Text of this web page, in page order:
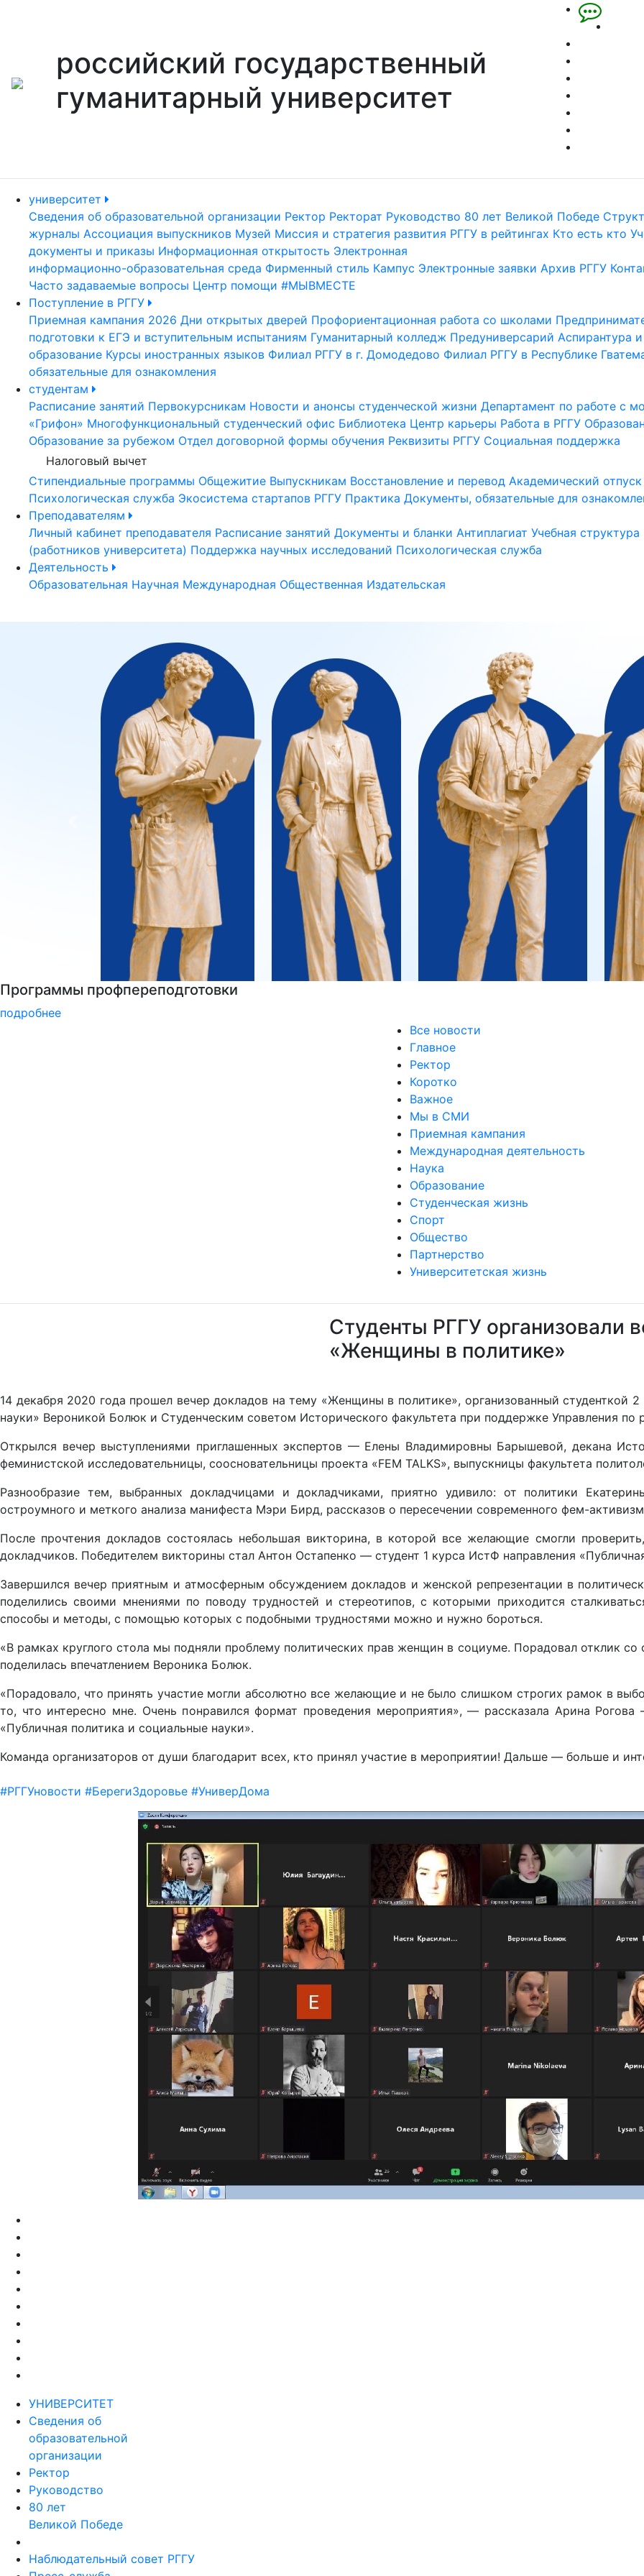
российский государственный
гуманитарный университет
университет
Сведения об образовательной организации Ректор Ректорат Руководство 80 лет Великой Победе
журналы Ассоциация выпускников Музей Миссия и стратегия развития РГГУ в рейтингах Кто есть кто
документы и приказы Информационная открытость Электронная
информационно-образовательная среда Фирменный стиль Кампус Электронные заявки Архив РГГУ
Часто задаваемые вопросы Центр помощи #МЫВМЕСТЕ
Поступление в РГГУ
Приемная кампания 2026 Дни открытых дверей Профориентационная работа со школами
подготовки к ЕГЭ и вступительным испытаниям Гуманитарный колледж Предуниверсарий Аспирантура
образование Курсы иностранных языков Филиал РГГУ в г. Домодедово Филиал РГГУ в Республике
обязательные для ознакомления
студентам
Расписание занятий Первокурсникам Новости и анонсы студенческой жизни Департамент по работе с
«Грифон» Многофункциональный студенческий офис Библиотека Центр карьеры Работа в РГГУ
Образование за рубежом Отдел договорной формы обучения Реквизиты РГГУ Социальная поддержка
Налоговый вычет
Стипендиальные программы Общежитие Выпускникам Восстановление и перевод Академический отпуск
Психологическая служба Экосистема стартапов РГГУ Практика Документы, обязательные для
Преподавателям
Личный кабинет преподавателя Расписание занятий Документы и бланки Антиплагиат Учебная структура
(работников университета) Поддержка научных исследований Психологическая служба
Деятельность
Образовательная Научная Международная Общественная Издательская
РГГУ — территория вежливости
подробнее
Все новости
Главное
Ректор
Коротко
Важное
Мы в СМИ
Приемная кампания
Международная деятельность
Наука
Образование
Студенческая жизнь
Спорт
Общество
Партнерство
Университетская жизнь
Студенты РГГУ организовали
«Женщины в политике»
14 декабря 2020 года прошел вечер докладов на тему «Женщины в политике», организованный студенткой
науки» Вероникой Болюк и Студенческим советом Исторического факультета при поддержке Управления по
Открылся вечер выступлениями приглашенных экспертов — Елены Владимировны Барышевой, декана
феминистской исследовательницы, соосновательницы проекта «FEM TALKS», выпускницы факультета
Разнообразие тем, выбранных докладчицами и докладчиками, приятно удивило: от политики
остроумного и меткого анализа манифеста Мэри Бирд, рассказов о пересечении современного фем-
После прочтения докладов состоялась небольшая викторина, в которой все желающие смогли
докладчиков. Победителем викторины стал Антон Остапенко — студент 1 курса ИстФ направления
Завершился вечер приятным и атмосферным обсуждением докладов и женской репрезентации в
поделились своими мнениями по поводу трудностей и стереотипов, с которыми приходится
способы и методы, с помощью которых с подобными трудностями можно и нужно бороться.
«В рамках круглого стола мы подняли проблему политических прав женщин в социуме. Порадовал отклик
поделилась впечатлением Вероника Болюк.
«Порадовало, что принять участие могли абсолютно все желающие и не было слишком строгих рамок в
то, что интересно мне. Очень понравился формат проведения мероприятия», — рассказала Арина
«Публичная политика и социальные науки».
Команда организаторов от души благодарит всех, кто принял участие в мероприятии! Дальше — больше и
#РГГУновости #БерегиЗдоровье #УниверДома
УНИВЕРСИТЕТ
Сведения об
образовательной
организации
Ректор
Руководство
80 лет
Великой Победе
Наблюдательный совет РГГУ